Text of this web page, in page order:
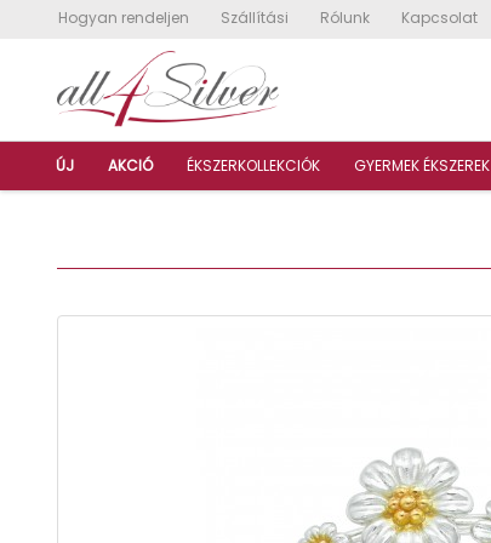
Hogyan rendeljen Szállítási Rólunk Kapcsolat
ÚJ AKCIÓ ÉKSZERKOLLEKCIÓK GYERMEK ÉKSZEREK